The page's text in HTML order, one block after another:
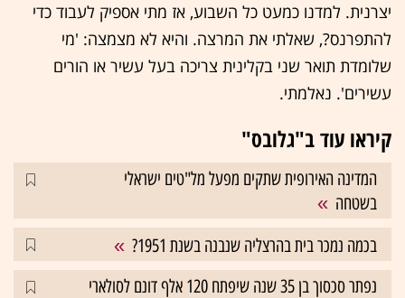
יצרנית. למדנו כמעט כל השבוע, אז מתי אספיק לעבוד כדי
להתפרנס?, שאלתי את המרצה. והיא לא מצמצה: 'מי
שלומדת תואר שני בקלינית צריכה בעל עשיר או הורים
עשירים'. נאלמתי.
קיראו עוד ב"גלובס"
המדינה האירופית שתקים מפעל מל"טים ישראלי
בשטחה
בכמה נמכר בית בהרצליה שנבנה בשנת 1951?
נפתר סכסוך בן 35 שנה שיפתח 120 אלף דונם לסולארי